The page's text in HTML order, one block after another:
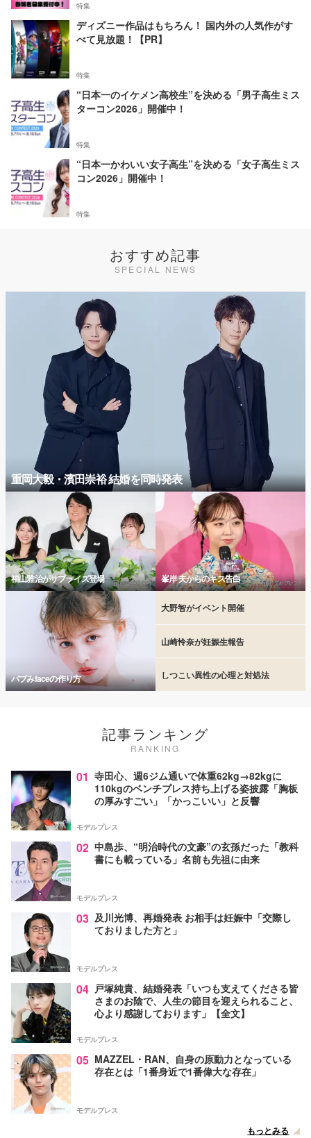
特集
ディズニー作品はもちろん！ 国内外の人気作がす
べて見放題！【PR】
特集
“日本一のイケメン高校生”を決める「男子高生ミス
ターコン2026」開催中！
特集
“日本一かわいい女子高生”を決める「女子高生ミス
コン2026」開催中！
特集
おすすめ記事
SPECIAL NEWS
重岡大毅・濱田崇裕 結婚を同時発表
福山雅治がサプライズ登場 峯岸 夫からのキス告白
バブみfaceの作り方
大野智がイベント開催
山崎怜奈が妊娠生報告
しつこい異性の心理と対処法
記事ランキング
RANKING
01 寺田心、週6ジム通いで体重62kg→82kgに
110kgのベンチプレス持ち上げる姿披露「胸板
の厚みすごい」「かっこいい」と反響
モデルプレス
02 中島歩、“明治時代の文豪”の玄孫だった「教科
書にも載っている」名前も先祖に由来
モデルプレス
03 及川光博、再婚発表 お相手は妊娠中「交際し
ておりました方と」
モデルプレス
04 戸塚純貴、結婚発表「いつも支えてくださる皆
さまのお陰で、人生の節目を迎えられること、
心より感謝しております」【全文】
モデルプレス
05 MAZZEL・RAN、自身の原動力となっている
存在とは「1番身近で1番偉大な存在」
モデルプレス
もっとみる